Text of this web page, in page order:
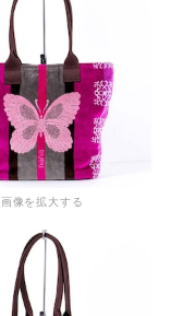
画像を拡大する